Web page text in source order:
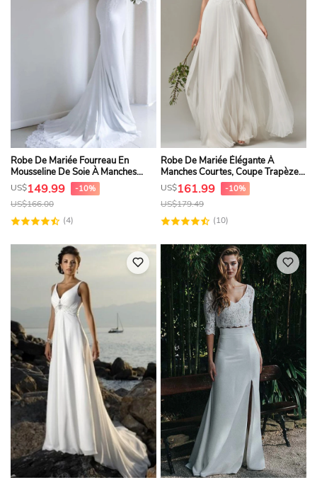
Robe De Mariée Fourreau En
Mousseline De Soie À Manches
Longues Et Dentelle Bateau, Avec
Traîne.
US$149.99 -10%
US$166.00
(4)
Robe De Mariée Élégante À
Manches Courtes, Coupe Trapèze,
En Mousseline De Soie Et Dentelle,
Ornée D'appliques Et D'un Dos
Illusion En V.
US$161.99 -10%
US$179.49
(10)